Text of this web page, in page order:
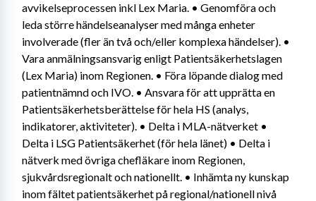
avvikelseprocessen inkl Lex Maria. • Genomföra och
leda större händelseanalyser med många enheter
involverade (fler än två och/eller komplexa händelser). •
Vara anmälningsansvarig enligt Patientsäkerhetslagen
(Lex Maria) inom Regionen. • Föra löpande dialog med
patientnämnd och IVO. • Ansvara för att upprätta en
Patientsäkerhetsberättelse för hela HS (analys,
indikatorer, aktiviteter). • Delta i MLA-nätverket •
Delta i LSG Patientsäkerhet (för hela länet) • Delta i
nätverk med övriga chefläkare inom Regionen,
sjukvårdsregionalt och nationellt. • Inhämta ny kunskap
inom fältet patientsäkerhet på regional/nationell nivå